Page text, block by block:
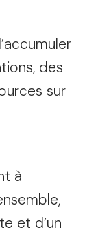
des
sur
à
et d’un